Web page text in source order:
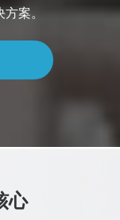
案。
心